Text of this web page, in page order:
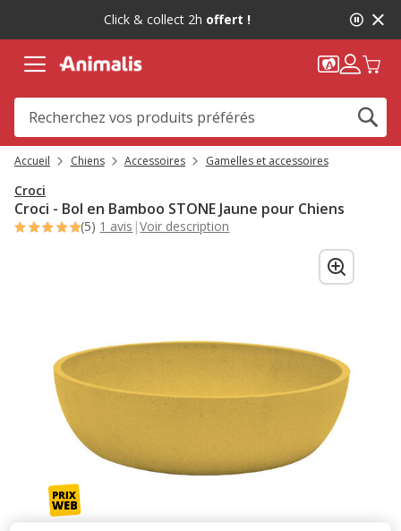
message,
Click & collect 2h offert !
Accueil Chiens Accessoires Gamelles et accessoires
Croci
Croci - Bol en Bamboo STONE Jaune pour Chiens
(5) 1 avis |Voir description